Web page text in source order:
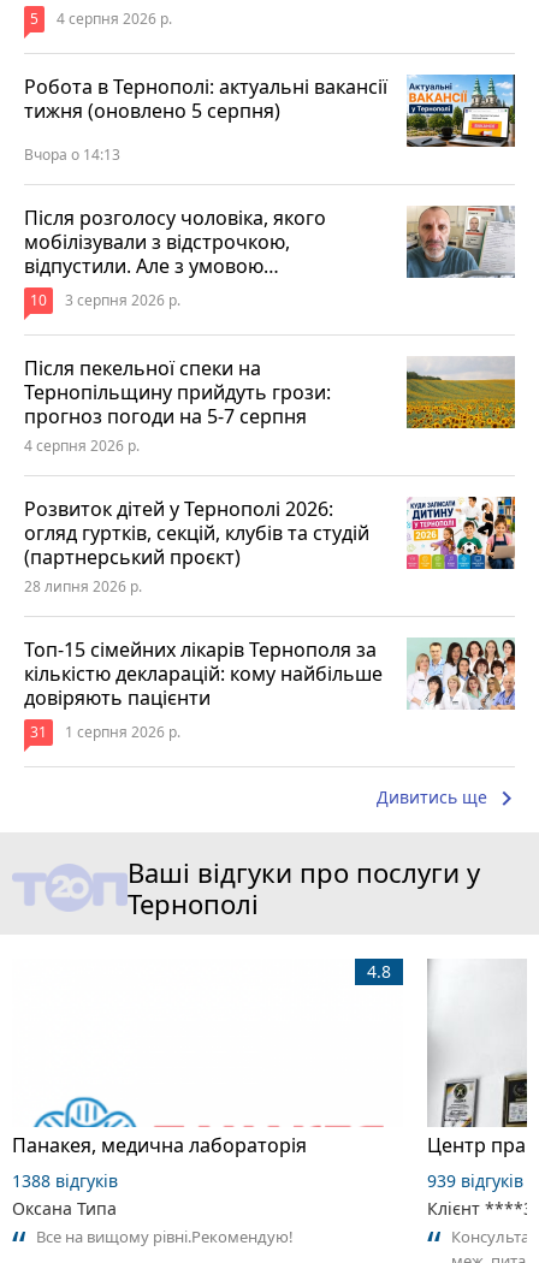
5 4 серпня 2026 р.
Робота в Тернополі: актуальні вакансії
тижня (оновлено 5 серпня)
Вчора о 14:13
Після розголосу чоловіка, якого
мобілізували з відстрочкою,
відпустили. Але з умовою…
10 3 серпня 2026 р.
Після пекельної спеки на
Тернопільщину прийдуть грози:
прогноз погоди на 5-7 серпня
4 серпня 2026 р.
Розвиток дітей у Тернополі 2026:
огляд гуртків, секцій, клубів та студій
(партнерський проєкт)
28 липня 2026 р.
Топ-15 сімейних лікарів Тернополя за
кількістю декларацій: кому найбільше
довіряють пацієнти
31 1 серпня 2026 р.
Дивитись ще keyboard_arrow_right
Ваші відгуки про послуги у
Тернополі
Панакея, медична лабораторія
4.8
1388 відгуків
Оксана Типа
Все на вищому рівні.Рекомендую!
Центр
939 відгуків
Клієнт